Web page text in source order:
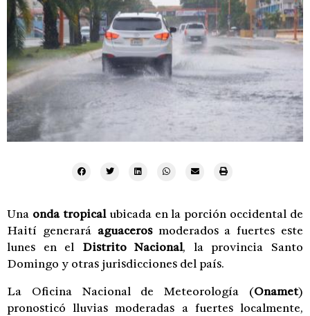
Una onda tropicalubicada en la porción occidental de
Haití generará aguacerosmoderados a fuertes este
lunes en el Distrito Nacional, la provincia Santo
Domingo y otras jurisdicciones del país.
La Oficina Nacional de Meteorología (Onamet)
pronosticó lluvias moderadas a fuertes localmente,